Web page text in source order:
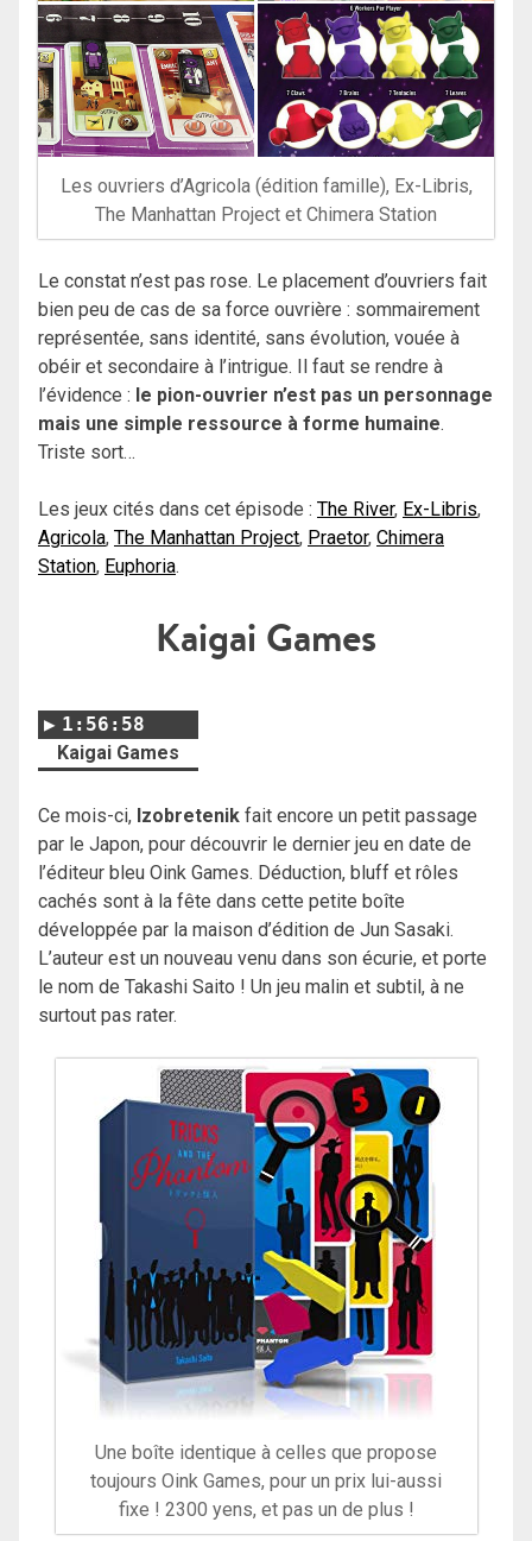
Les ouvriers d’Agricola (édition famille), Ex-Libris,
The Manhattan Project et Chimera Station
Le constat n’est pas rose. Le placement d’ouvriers fait
bien peu de cas de sa force ouvrière : sommairement
représentée, sans identité, sans évolution, vouée à
obéir et secondaire à l’intrigue. Il faut se rendre à
l’évidence : le pion-ouvrier n’est pas un personnage
mais une simple ressource à forme humaine.
Triste sort…
Les jeux cités dans cet épisode : The River, Ex-Libris,
Agricola, The Manhattan Project, Praetor, Chimera
Station, Euphoria.
Kaigai Games
1:56:58
Kaigai Games
Ce mois-ci, Izobretenik fait encore un petit passage
par le Japon, pour découvrir le dernier jeu en date de
l’éditeur bleu Oink Games. Déduction, bluff et rôles
cachés sont à la fête dans cette petite boîte
développée par la maison d’édition de Jun Sasaki.
L’auteur est un nouveau venu dans son écurie, et porte
le nom de Takashi Saito ! Un jeu malin et subtil, à ne
surtout pas rater.
Une boîte identique à celles que propose
toujours Oink Games, pour un prix lui-aussi
fixe ! 2300 yens, et pas un de plus !